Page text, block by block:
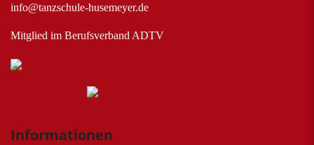
info@tanzschule-husemeyer.de
Mitglied im Berufsverband ADTV
Informationen